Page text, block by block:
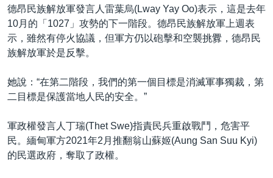
德昂民族解放軍發言人雷葉烏(Lway Yay Oo)表示，這是去年
10月的「1027」攻勢的下一階段。德昂民族解放軍上週表
示，雖然有停火協議，但軍方仍以砲擊和空襲挑釁，德昂民
族解放軍於是反擊。
她說：“在第二階段，我們的第一個目標是消滅軍事獨裁，第
二目標是保護當地人民的安全。”
軍政權發言人丁瑞(Thet Swe)指責民兵重啟戰鬥，危害平
民。緬甸軍方2021年2月推翻翁山蘇姬(Aung San Suu Kyi)
的民選政府，奪取了政權。